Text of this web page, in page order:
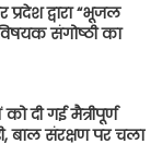
द्वारा “भूजल
संगोष्ठी का
दी गई मैत्रीपूर्ण
बाल संरक्षण पर चला